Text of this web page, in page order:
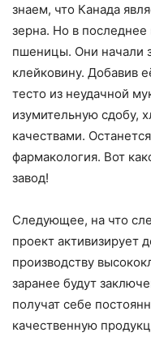
знаем, что Канада
зерна. Но в последнее
пшеницы. Они начали
клейковину. Добавив
тесто из неудачной
изумительную сдобу,
качествами.
фармакология. Вот
завод!
Следующее, на что
проект активизирует
производству высоко
заранее будут
получат себе
качественную